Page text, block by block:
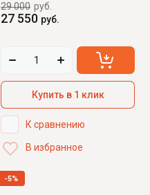
29 000 руб.
27 550 руб.
Купить в 1 клик
К сравнению
В избранное
-5%